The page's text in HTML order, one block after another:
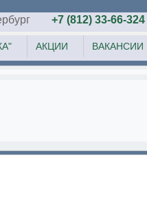
+7 (812) 33-66-324
ВАКАНСИИ
АКЦИИ